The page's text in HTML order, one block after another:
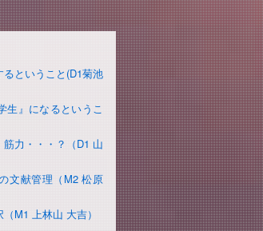
ということ(D1菊池
生』になるというこ
力・・・？（D1 山
文献管理（M2 松原
M1 上林山 大吉）